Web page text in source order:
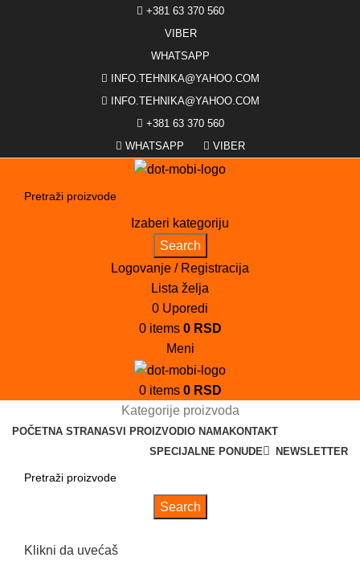
+381 63 370 560
VIBER
WHATSAPP
INFO.TEHNIKA@YAHOO.COM
INFO.TEHNIKA@YAHOO.COM
+381 63 370 560
WHATSAPP
VIBER
Izaberi kategoriju
Search
Logovanje / Registracija
Lista želja
0 Uporedi
0 items 0 RSD
Meni
0 items 0 RSD
Kategorije proizvoda
POČETNA STRANASVI PROIZVODIO NAMAKONTAKT
SPECIJALNE PONUDE
NEWSLETTER
Search
Klikni da uvećaš